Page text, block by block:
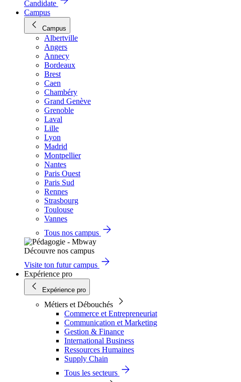
Candidate
Campus
Campus
Albertville
Angers
Annecy
Bordeaux
Brest
Caen
Chambéry
Grand Genève
Grenoble
Laval
Lille
Lyon
Madrid
Montpellier
Nantes
Paris Ouest
Paris Sud
Rennes
Strasbourg
Toulouse
Vannes
Tous nos campus
Découvre nos campus
Visite ton futur campus
Expérience pro
Expérience pro
Métiers et Débouchés
Commerce et Entrepreneuriat
Communication et Marketing
Gestion & Finance
International Business
Ressources Humaines
Supply Chain
Tous les secteurs